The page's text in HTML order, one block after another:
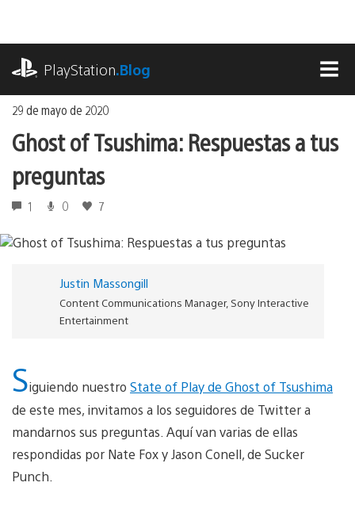
contenido
PlayStation.Blog
29 de mayo de 2020
Ghost of Tsushima: Respuestas a tus
preguntas
1 0 7
Justin Massongill
Content Communications Manager, Sony Interactive
Entertainment
Siguiendo nuestro State of Play de Ghost of Tsushima
de este mes, invitamos a los seguidores de Twitter a
mandarnos sus preguntas. Aquí van varias de ellas
respondidas por Nate Fox y Jason Conell, de Sucker
Punch.